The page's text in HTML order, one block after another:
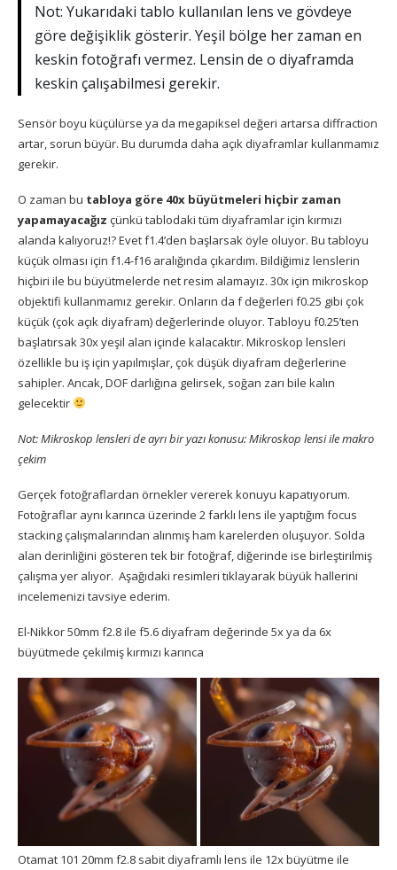
Not: Yukarıdaki tablo kullanılan lens ve gövdeye
göre değişiklik gösterir. Yeşil bölge her zaman en
keskin fotoğrafı vermez. Lensin de o diyaframda
keskin çalışabilmesi gerekir.
Sensör boyu küçülürse ya da megapiksel değeri artarsa diffraction
artar, sorun büyür. Bu durumda daha açık diyaframlar kullanmamız
gerekir.
O zaman bu tabloya göre 40x büyütmeleri hiçbir zaman
yapamayacağız çünkü tablodaki tüm diyaframlar için kırmızı
alanda kalıyoruz!? Evet f1.4’den başlarsak öyle oluyor. Bu tabloyu
küçük olması için f1.4-f16 aralığında çıkardım. Bildiğimiz lenslerin
hiçbiri ile bu büyütmelerde net resim alamayız. 30x için mikroskop
objektifi kullanmamız gerekir. Onların da f değerleri f0.25 gibi çok
küçük (çok açık diyafram) değerlerinde oluyor. Tabloyu f0.25’ten
başlatırsak 30x yeşil alan içinde kalacaktır. Mikroskop lensleri
özellikle bu iş için yapılmışlar, çok düşük diyafram değerlerine
sahipler. Ancak, DOF darlığına gelirsek, soğan zarı bile kalın
gelecektir
Not: Mikroskop lensleri de ayrı bir yazı konusu:Mikroskop lensi ile makro
çekim
Gerçek fotoğraflardan örnekler vererek konuyu kapatıyorum.
Fotoğraflar aynı karınca üzerinde 2 farklı lens ile yaptığım focus
stacking çalışmalarından alınmış ham karelerden oluşuyor. Solda
alan derinliğini gösteren tek bir fotoğraf, diğerinde ise birleştirilmiş
çalışma yer alıyor. Aşağıdaki resimleri tıklayarak büyük hallerini
incelemenizi tavsiye ederim.
El-Nikkor 50mm f2.8 ile f5.6 diyafram değerinde 5x ya da 6x
büyütmede çekilmiş kırmızı karınca
Otamat 101 20mm f2.8 sabit diyaframlı lens ile 12x büyütme ile